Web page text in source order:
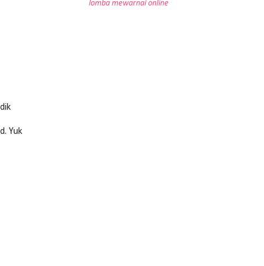
Yuk
lomba mewarnai online